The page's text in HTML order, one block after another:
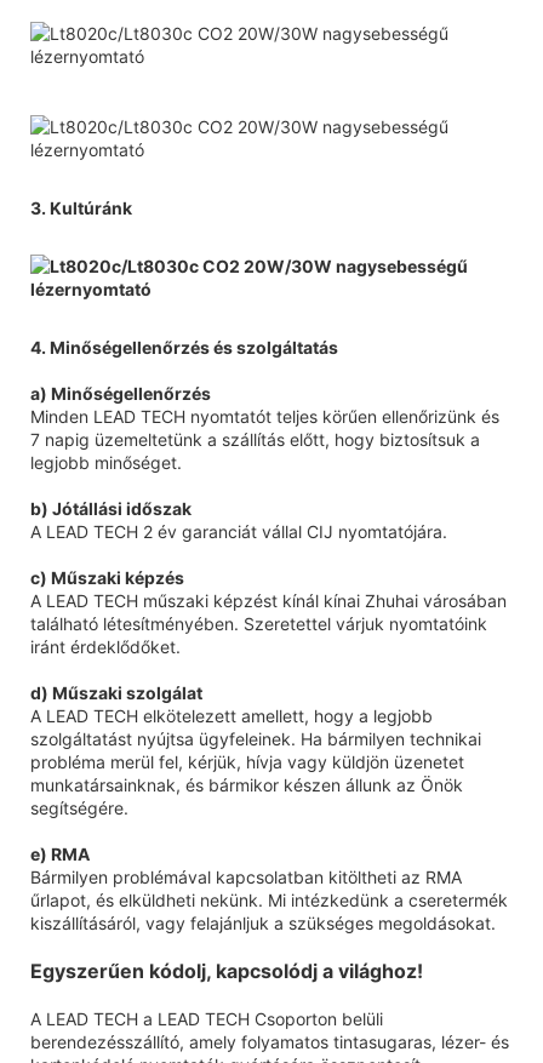
3. Kultúránk
4. Minőségellenőrzés és szolgáltatás
a) Minőségellenőrzés
Minden LEAD TECH nyomtatót teljes körűen ellenőrizünk és
7 napig üzemeltetünk a szállítás előtt, hogy biztosítsuk a
legjobb minőséget.
b) Jótállási időszak
A LEAD TECH 2 év garanciát vállal CIJ nyomtatójára.
c) Műszaki képzés
A LEAD TECH műszaki képzést kínál kínai Zhuhai városában
található létesítményében. Szeretettel várjuk nyomtatóink
iránt érdeklődőket.
d) Műszaki szolgálat
A LEAD TECH elkötelezett amellett, hogy a legjobb
szolgáltatást nyújtsa ügyfeleinek. Ha bármilyen technikai
probléma merül fel, kérjük, hívja vagy küldjön üzenetet
munkatársainknak, és bármikor készen állunk az Önök
segítségére.
e) RMA
Bármilyen problémával kapcsolatban kitöltheti az RMA
űrlapot, és elküldheti nekünk. Mi intézkedünk a cseretermék
kiszállításáról, vagy felajánljuk a szükséges megoldásokat.
Egyszerűen kódolj, kapcsolódj a világhoz!
A LEAD TECH a LEAD TECH Csoporton belüli
berendezésszállító, amely folyamatos tintasugaras, lézer- és